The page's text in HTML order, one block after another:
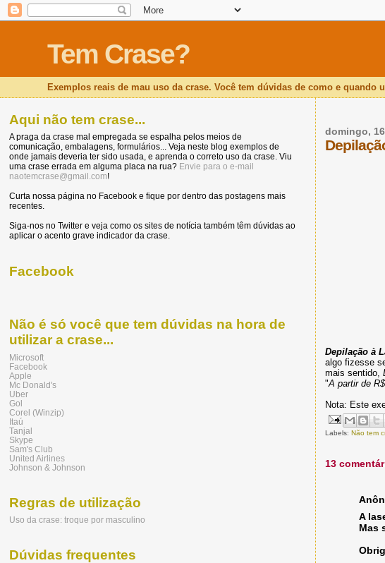
Tem Crase?
Exemplos reais de mau uso da crase. Você tem dúvidas de como e quando
domingo,
Depilação à
algo fizesse
mais sentido,
"A partir de
Nota: Este
Labels:Não tem
13
A
Mas
Aqui não tem crase...
A praga da crase mal empregada se espalha pelos meios de
comunicação, embalagens, formulários... Veja neste blog exemplos de
onde jamais deveria ter sido usada, e aprenda o correto uso da crase. Viu
uma crase errada em alguma placa na rua? Envie para o e-mail
naotemcrase@gmail.com!
Curta nossa página no Facebook e fique por dentro das postagens mais
recentes.
Siga-nos no Twitter e veja como os sites de notícia também têm dúvidas ao
aplicar o acento grave indicador da crase.
Facebook
Não é só você que tem dúvidas na hora de
utilizar a crase...
Microsoft
Facebook
Apple
Mc Donald's
Uber
Gol
Corel (Winzip)
Itaú
Tanjal
Skype
Sam's Club
United Airlines
Johnson & Johnson
Regras de utilização
Uso da crase: troque por masculino
Dúvidas frequentes